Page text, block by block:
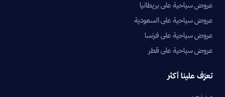
عروض سياحية على بريطانيا
عروض سياحية على السعودية
عروض سياحية على فرنسا
عروض سياحية على قطر
تعرّف علينا أكثر